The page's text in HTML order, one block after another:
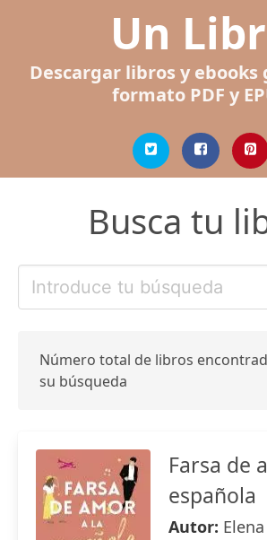
Un
Descargar libros y
formato PDF y
Busca tu
Número total de libros
su búsqueda
Farsa de
española
Autor: